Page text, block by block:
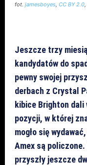
fot. jamesboyes, CC BY 2.0
Jeszcze trzy
kandydatów do
pewny swojej
derbach z Crystal
kibice Brighton dali
pozycji, w której
mogło się
Amex są
przyszły jeszcze